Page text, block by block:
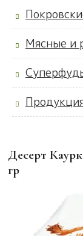
Мясные и
Десерт
гр